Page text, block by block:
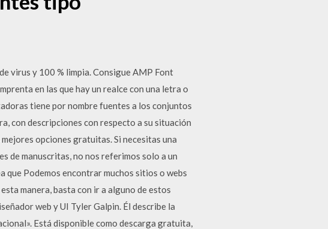
virus y 100 % limpia. Consigue AMP Font
en las que hay un realce con una letra o
tiene por nombre fuentes a los conjuntos
con descripciones con respecto a su situación
opciones gratuitas. Si necesitas una
de manuscritas, no nos referimos solo a un
que Podemos encontrar muchos sitios o webs
manera, basta con ir a alguno de estos
web y UI Tyler Galpin. Él describe la
Está disponible como descarga gratuita,